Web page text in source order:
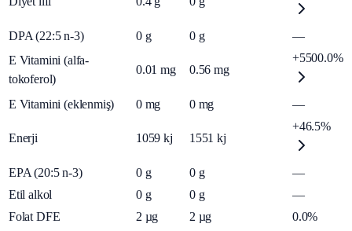
DPA (22:5 n-3) 0 g 0 g
—
E Vitamini (alfa-
tokoferol)
0.01 mg 0.56 mg
+5500.0%
E Vitamini (eklenmiş) 0 mg 0 mg —
Enerji 1059 kj 1551 kj
+46.5%
EPA (20:5 n-3) 0 g 0 g
—
Etil alkol
0 g 0 g
—
Folat DFE
2 µg 2 µg
0.0%